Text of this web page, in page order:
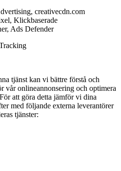
creativecdn.com
Klickbaserade
Ads Defender
tjänst kan vi bättre förstå och
vår onlineannonsering och optimera
att göra detta jämför vi dina
med följande externa leverantörer
tjänster: